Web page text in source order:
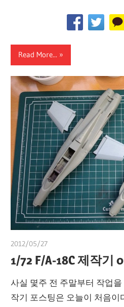
Read More...
2012/05/27
1/72 F/A-18C 제작기
사실 몇주 전 주말부터 작업
작기 포스팅은 오늘이 처음이